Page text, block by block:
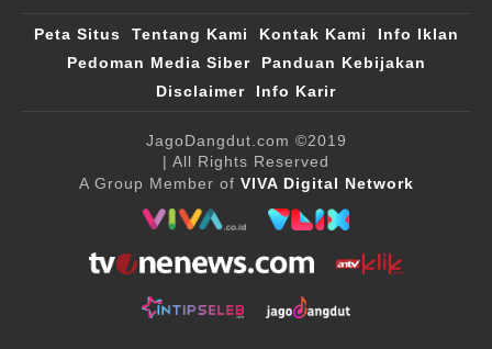
Peta Situs Tentang Kami Kontak Kami
Info Iklan
Pedoman Media Siber
Panduan Kebijakan
Disclaimer
Info Karir
JagoDangdut.com ©2019
| All Rights Reserved
A Group Member of VIVA Digital Network